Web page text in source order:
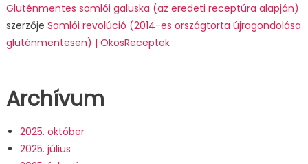
Gluténmentes somlói galuska (az eredeti receptúra alapján)
szerzője Somlói revolúció (2014-es országtorta újragondolása
gluténmentesen) | OkosReceptek
Archívum
2025. október
2025. július